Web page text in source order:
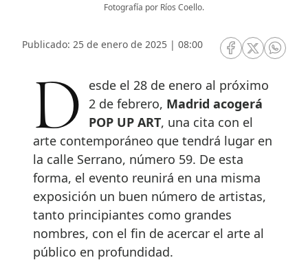
Fotografía por Ríos Coello.
Publicado: 25 de enero de 2025 | 08:00
RRSS Facebook
RRSSRRSS
Desde el 28 de enero al próximo 2 de febrero, Madrid acogerá
POP UP ART, una cita con el
arte contemporáneo que tendrá lugar en
la calle Serrano, número 59. De esta
forma, el evento reunirá en una misma
exposición un buen número de artistas,
tanto principiantes como grandes
nombres, con el fin de acercar el arte al
público en profundidad.